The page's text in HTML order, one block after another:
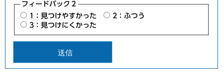
フィードバック２
1：見つけやすかった
2：ふつう
3：見つけにくかった